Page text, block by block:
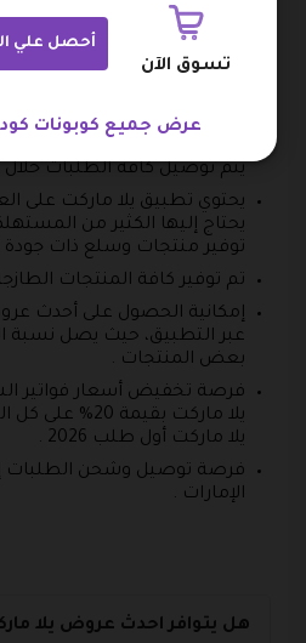
يتميز تطبيق يلا ماركت بأنه
ترتيب كافة الأقسام
على العميل التسوق .
العميل تحديد المشتريات
يتم توصيل كافة الطلبات خلال 15 دقيقة .
يحتوي تطبيق يلا ماركت على
يحتاج إليها الكثير من
توفير منتجات وسلع ذات جودة
تم توفير كافة المنتجات
بعض المنتجات .
فرصة تخفيض أسعار فواتير
يلا ماركت
يلا ماركت أول طلب 2026 .
فرصة توصيل وشحن الطلبات
الإمارات .
هل يتوافر احدث عروض يلا ماركت
تسوق الآن
أحصل علي
عرض جميع كوبونات